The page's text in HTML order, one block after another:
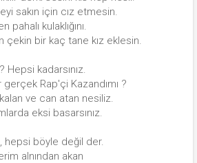
sakın için cız etmesin.
kulaklığını.
bir kaç tane kız eklesin.
kadarsınız.
Rap'çi Kazandımı ?
ve can atan nesiliz.
eksi basarsınız.
hepsi böyle değil der.
alnından akan